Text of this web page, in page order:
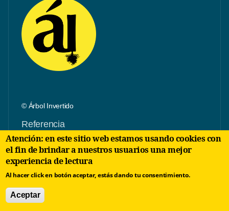
© Árbol Invertido
Referencia
ISSN: 3101-206X
Director: Francis Sánchez
Atención: en este sitio web estamos usando cookies con
el fin de brindar a nuestros usuarios una mejor
experiencia de lectura
Al hacer click en botón aceptar, estás dando tu consentimiento.
Aceptar